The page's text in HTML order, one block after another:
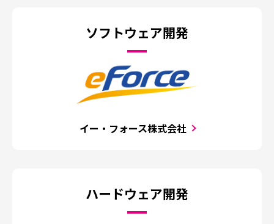
ソフトウェア開発
イー・フォース株式会社
ハードウェア開発